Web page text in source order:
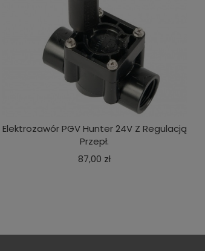
Elektrozawór PGV Hunter 24V Z Regulacją
Przepł.
87,00 złCena